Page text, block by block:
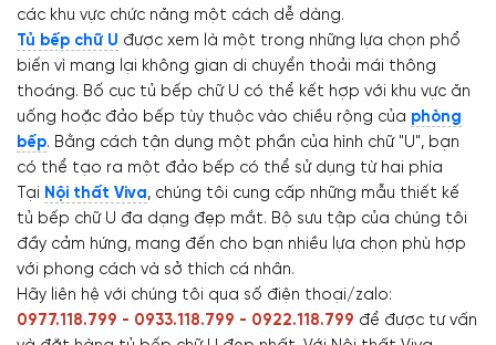
các khu vực chức năng một cách dễ dàng.
Tủ bếp chữ U được xem là một trong những lựa chọn phổ
biến vì mang lại không gian di chuyển thoải mái thông
thoáng. Bố cục tủ bếp chữ U có thể kết hợp với khu vực ăn
uống hoặc đảo bếp tùy thuộc vào chiều rộng của phòng
bếp. Bằng cách tận dụng một phần của hình chữ "U", bạn
có thể tạo ra một đảo bếp có thể sử dụng từ hai phía
Tại Nội thất Viva, chúng tôi cung cấp những mẫu thiết kế
tủ bếp chữ U đa dạng đẹp mắt. Bộ sưu tập của chúng tôi
đầy cảm hứng, mang đến cho bạn nhiều lựa chọn phù hợp
với phong cách và sở thích cá nhân.
Hãy liên hệ với chúng tôi qua số điện thoại/zalo:
0977.118.799 - 0933.118.799 - 0922.118.799 để được tư vấn